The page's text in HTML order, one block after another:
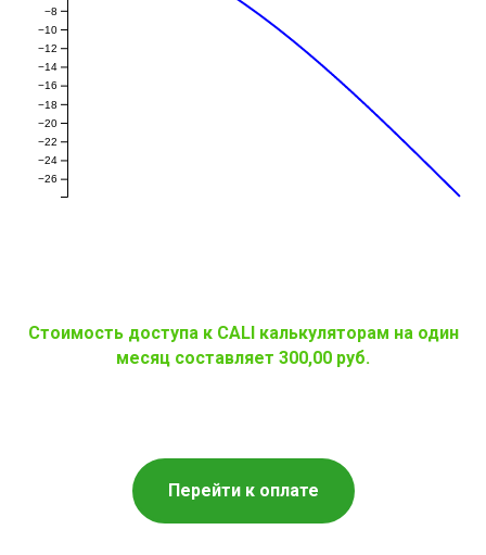
−26
−24
−22
−20
−18
−16
−14
−12
−10
−8
Стоимость доступа к CALI калькуляторам на один
месяц составляет 300,00 руб.
Перейти к оплате